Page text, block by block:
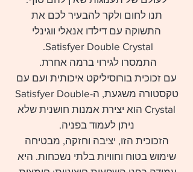
תנו לחום ולקר להבעיר לכם את
התשוקה עם דילדו אנאלי ווגינלי
Satisfyer Double Crystal.
התמסרו לגירוי ברמה אחרת.
עם זכוכית בורוסיליקט איכותית ועם עם
טקסטורה משגעת, ה-Satisfyer Double
Crystal הוא יצירת אמנות חושנית שלא
ניתן לעמוד בפניה.
הזכוכית הזו, יציבה וחזקה, מבטיחה
שימוש בטוח וחוויות בלתי נשכחות. היא